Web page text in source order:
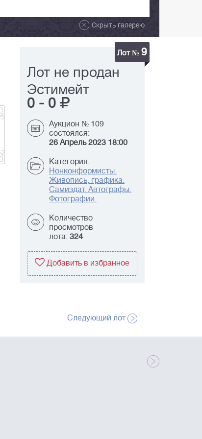
Скрыть галерею
Лот № 9
Лот не продан
Эстимейт
0 - 0
Аукцион № 109
состоялся:
26 Апрель 2023 18:00
Категория:
Нонконформисты.
Живопись, графика.
Самиздат. Автографы.
Фотографии.
Количество
просмотров
лота: 324
Добавить в избранное
Следующий лот